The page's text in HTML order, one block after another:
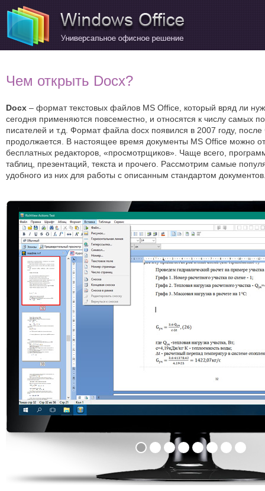
Чем открыть Docx?
Docx – формат текстовых файлов MS Office, который вряд ли
сегодня применяются повсеместно, и относятся к числу самых
писателей и т.д. Формат файла docx появился в 2007 году,
продолжается. В настоящее время документы MS Office можно
бесплатных редакторов, «просмотрщиков». Чаще всего,
таблиц, презентаций, текста и прочего. Рассмотрим самые
удобного из них для работы с описанным стандартом